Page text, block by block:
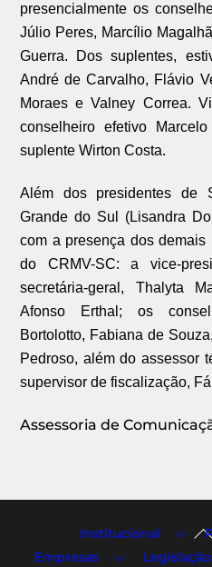
presencialmente os
Júlio Peres, Marcílio
Guerra. Dos suplentes,
André de Carvalho, Flávio
Moraes e Valney Correa.
conselheiro efetivo
suplente Wirton Costa.
Além dos presidentes de
Grande do Sul (Lisandra
com a presença dos demais
do CRMV-SC: a vice-
secretária-geral, Thalyta
Afonso Erthal; os
Bortolotto, Fabiana de
Pedroso, além do assessor
supervisor de fiscalização,
Assessoria de
To
Institucional
Empresas
Legislação